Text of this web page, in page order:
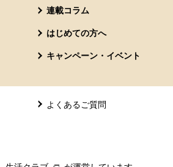
連載コラム
はじめての方へ
キャンペーン・イベント
よくあるご質問